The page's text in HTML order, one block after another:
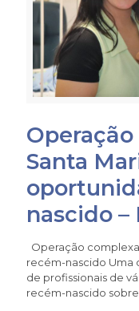
Santa
nascido –
Operação
recém-nascido Uma
de profissionais de
recém-nascido